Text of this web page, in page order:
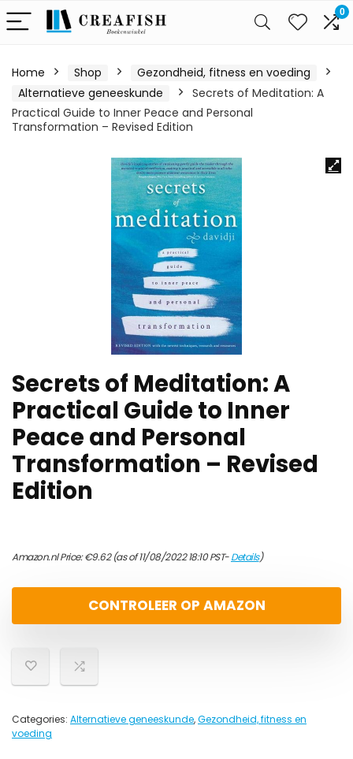
0
Home Shop
Gezondheid, fitness en voeding
Alternatieve geneeskunde
Secrets of Meditation: A
Practical Guide to Inner Peace and Personal
Transformation – Revised Edition
Secrets of Meditation: A
Practical Guide to Inner
Peace and Personal
Transformation – Revised
Edition
Amazon.nl Price:€9.62(as of 11/08/2022 18:10 PST-Details)
CONTROLEER OP AMAZON
Categories: Alternatieve geneeskunde,Gezondheid, fitness en
voeding